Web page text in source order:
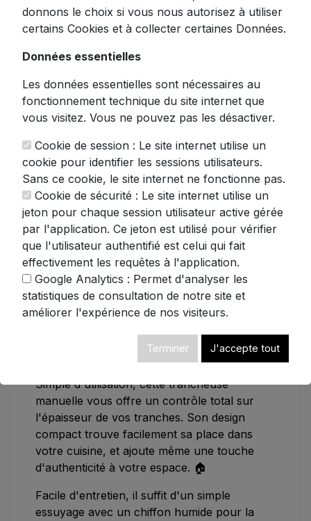
trancheuse pour pain
en bois d'hévéa et
inox. Alliant fonctionnalité et esthétique
de 37,5 cm vous permettra de réaliser des
Fabriquée avec soin en bois d'hévéa de
qualité, cette trancheuse à pain offre une
couteau intégré à lame dentée en inox
assure une découpe nette sans écraser la
mie, préservant ainsi toutes les qualités
gustatives de vos pains artisanaux, baguettes
traditionnelles ou pains de mie.
Caractéristiques techniques:
Dimensions: L. 37,5 x l. 9,6 x H. 7 cm
Matière: Bois d'hévéa et lame inox
Couleur: Naturel
Socle et manche en bois massif
découpe précise
Simple d'utilisation, cette trancheuse
manuelle vous offre un contrôle total sur
l'épaisseur de vos tranches. Son design
compact trouve facilement sa place dans
votre cuisine, et ajoute même une touche
d'authenticité à votre espace. 🏠
Facile d'entretien, il suffit d'un simple
essuyage avec un chiffon humide pour la
donnons le choix si vous nous autorisez à utiliser
certains Cookies et à collecter certaines Données.
Données essentielles
Les données essentielles sont nécessaires au
fonctionnement technique du site internet que
vous visitez. Vous ne pouvez pas les désactiver.
Cookie de session : Le site internet utilise un
cookie pour identifier les sessions utilisateurs.
Sans ce cookie, le site internet ne fonctionne pas.
Cookie de sécurité : Le site internet utilise un
jeton pour chaque session utilisateur active gérée
par l'application. Ce jeton est utilisé pour vérifier
que l'utilisateur authentifié est celui qui fait
effectivement les requêtes à l'application.
Google Analytics : Permet d'analyser les
statistiques de consultation de notre site et
améliorer l'expérience de nos visiteurs.
Terminer J'accepte tout